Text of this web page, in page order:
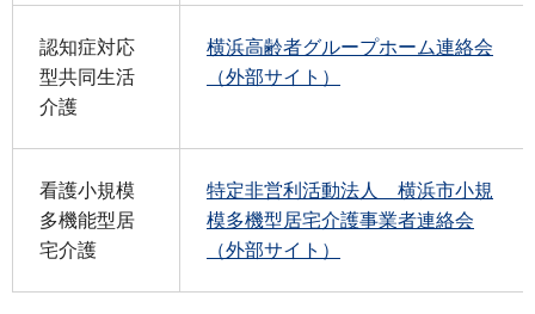
認知症対応
型共同生活
介護
横浜高齢者グループホーム連絡会
（外部サイト）
看護小規模
多機能型居
宅介護
特定非営利活動法人 横浜市小規
模多機型居宅介護事業者連絡会
（外部サイト）